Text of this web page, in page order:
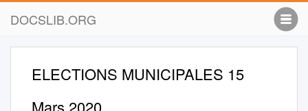
DOCSLIB.ORG
ELECTIONS MUNICIPALES 15
Mars 2020